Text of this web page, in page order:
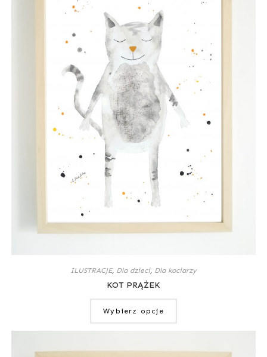
ILUSTRACJE, Dla dzieci, Dla kociarzy
KOT PRĄŻEK
Wybierz opcje